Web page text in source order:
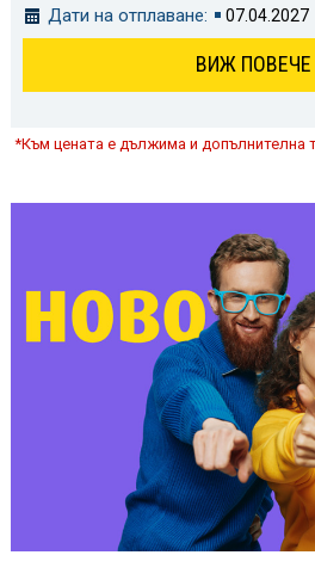
Дати на отплаване:
07.04.2027
ВИЖ ПОВЕЧЕ
*Към цената е дължима и допълнителна